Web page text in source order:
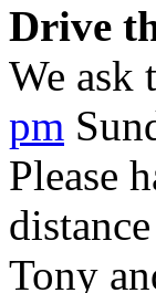
Drive
We ask
pm
Please
Tony